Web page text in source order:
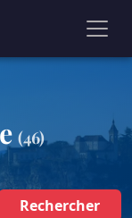
(46)
Rechercher